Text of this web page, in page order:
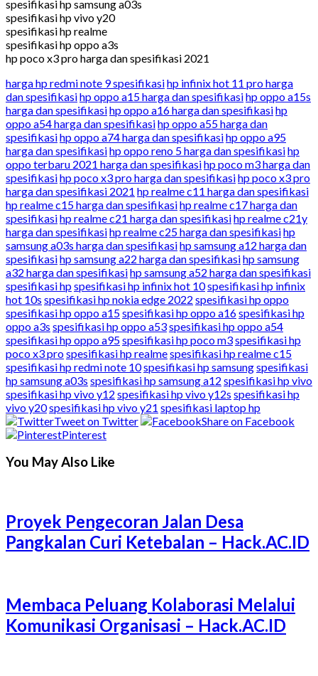
spesifikasi hp samsung a03s
spesifikasi hp vivo y20
spesifikasi hp realme
spesifikasi hp oppo a3s
hp poco x3 pro harga dan spesifikasi 2021
harga hp redmi note 9 spesifikasihp infinix hot 11 pro harga
dan spesifikasihp oppo a15 harga dan spesifikasihp oppo a15s
harga dan spesifikasihp oppo a16 harga dan spesifikasihp
oppo a54 harga dan spesifikasihp oppo a55 harga dan
spesifikasihp oppo a74 harga dan spesifikasihp oppo a95
harga dan spesifikasihp oppo reno 5 harga dan spesifikasihp
oppo terbaru 2021 harga dan spesifikasihp poco m3 harga dan
spesifikasihp poco x3 pro harga dan spesifikasihp poco x3 pro
harga dan spesifikasi 2021 hp realme c11 harga dan spesifikasi
hp realme c15 harga dan spesifikasihp realme c17 harga dan
spesifikasihp realme c21 harga dan spesifikasihp realme c21y
harga dan spesifikasihp realme c25 harga dan spesifikasihp
samsung a03s harga dan spesifikasihp samsung a12 harga dan
spesifikasihp samsung a22 harga dan spesifikasihp samsung
a32 harga dan spesifikasihp samsung a52 harga dan spesifikasi
spesifikasi hpspesifikasi hp infinix hot 10spesifikasi hp infinix
hot 10s spesifikasi hp nokia edge 2022 spesifikasi hp oppo
spesifikasi hp oppo a15spesifikasi hp oppo a16spesifikasi hp
oppo a3s spesifikasi hp oppo a53spesifikasi hp oppo a54
spesifikasi hp oppo a95spesifikasi hp poco m3spesifikasi hp
poco x3 prospesifikasi hp realmespesifikasi hp realme c15
spesifikasi hp redmi note 10spesifikasi hp samsungspesifikasi
hp samsung a03s spesifikasi hp samsung a12 spesifikasi hp vivo
spesifikasi hp vivo y12 spesifikasi hp vivo y12s spesifikasi hp
vivo y20spesifikasi hp vivo y21 spesifikasi laptop hp
Tweet on Twitter
Share on Facebook
Pinterest
You May Also Like
Proyek Pengecoran Jalan Desa
Pangkalan Curi Ketebalan – Hack.AC.ID
Membaca Peluang Kolaborasi Melalui
Komunikasi Organisasi – Hack.AC.ID